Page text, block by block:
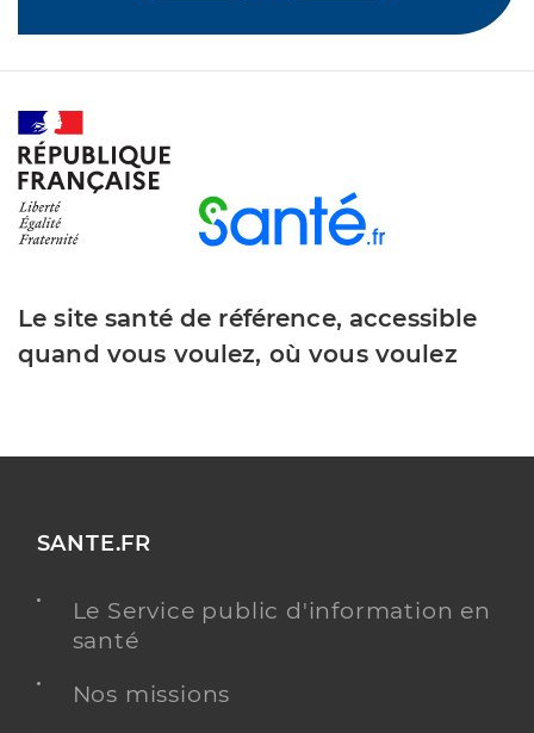
Le site santé de référence, accessible
quand vous voulez, où vous voulez
SANTE.FR
Le Service public d'information en
santé
Nos missions